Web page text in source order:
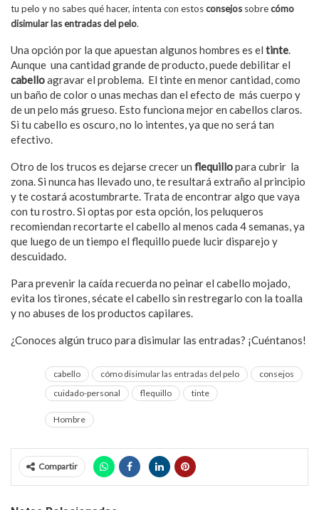
tu pelo y no sabes qué hacer, intenta con estosconsejos sobrecómo
disimular las entradas del pelo.
Una opción por la que apuestan algunos hombres es el tinte.
Aunque una cantidad grande de producto, puede debilitar el
cabelloagravar el problema. El tinte en menor cantidad, como
un baño de color o unas mechas dan el efecto de más cuerpo y
de un pelo más grueso. Esto funciona mejor en cabellos claros.
Si tu cabello es oscuro, no lo intentes, ya que no será tan
efectivo.
Otro de los trucos es dejarse crecer un flequillopara cubrir la
zona. Si nunca has llevado uno, te resultará extraño al principio
y te costará acostumbrarte. Trata de encontrar algo que vaya
con tu rostro. Si optas por esta opción, los peluqueros
recomiendan recortarte el cabello al menos cada 4 semanas, ya
que luego de un tiempo el flequillo puede lucir disparejo y
descuidado.
Para prevenir la caída recuerda no peinar el cabello mojado,
evita los tirones, sécate el cabello sin restregarlo con la toalla
y no abuses de los productos capilares.
¿Conoces algún truco para disimular las entradas? ¡Cuéntanos!
cabello cómo disimular las entradas del pelo
consejos
cuidado-personal
flequillo tinte
Hombre
Compartir